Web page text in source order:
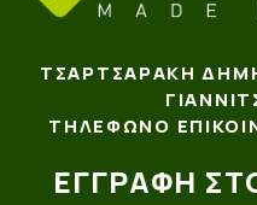
ΤΣΑΡΤΣΑΡΆΚΗ
ΤΗΛΈΦΩΝΟ
ΕΓΓΡΑΦΉ